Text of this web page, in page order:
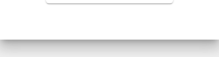
prix :